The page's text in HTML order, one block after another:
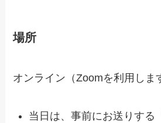
場所
オンライン（Zoomを利用しま
当日は、事前にお送りする